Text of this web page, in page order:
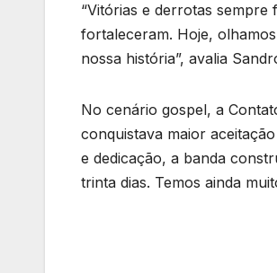
“Vitórias e derrotas sempre
fortaleceram. Hoje,
nossa história”, avalia
No cenário gospel, a
conquistava maior
e dedicação, a banda
trinta dias. Temos ainda